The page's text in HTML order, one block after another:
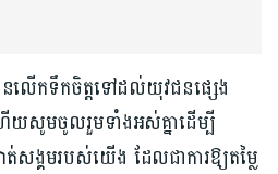
ានលើកទឹកចិត្តទៅដល់យុវជនផ្សេង
សូមចូលរួមទាំងអស់គ្នាដើម្បី
សង្គមរបស់យើង ដែលជាការឱ្យតម្លៃ